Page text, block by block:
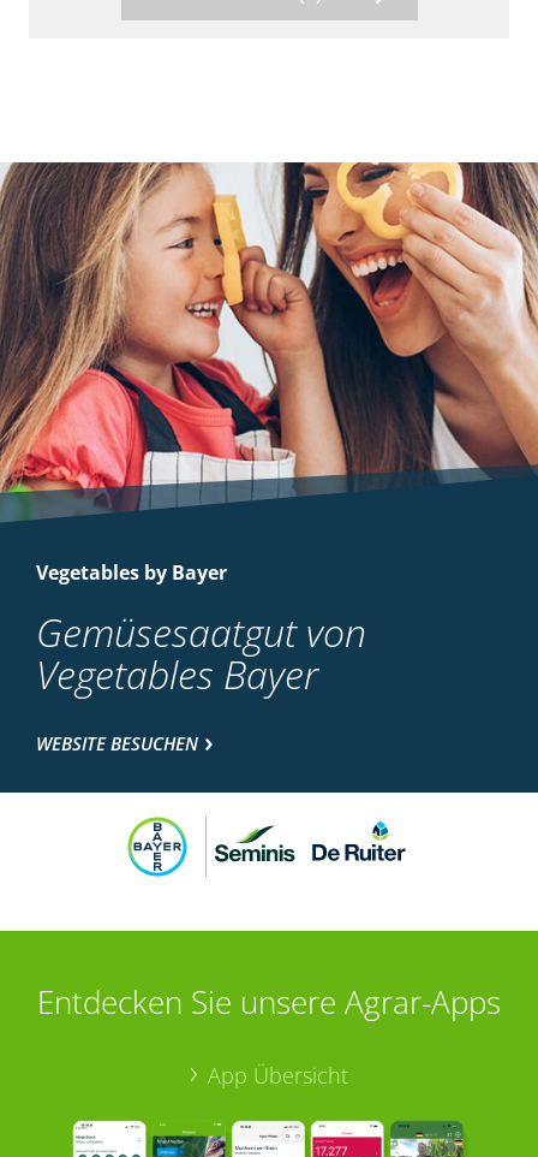
Vegetables by Bayer
Gemüsesaatgut von
Vegetables Bayer
WEBSITE BESUCHEN
Entdecken Sie unsere Agrar-Apps
App Übersicht